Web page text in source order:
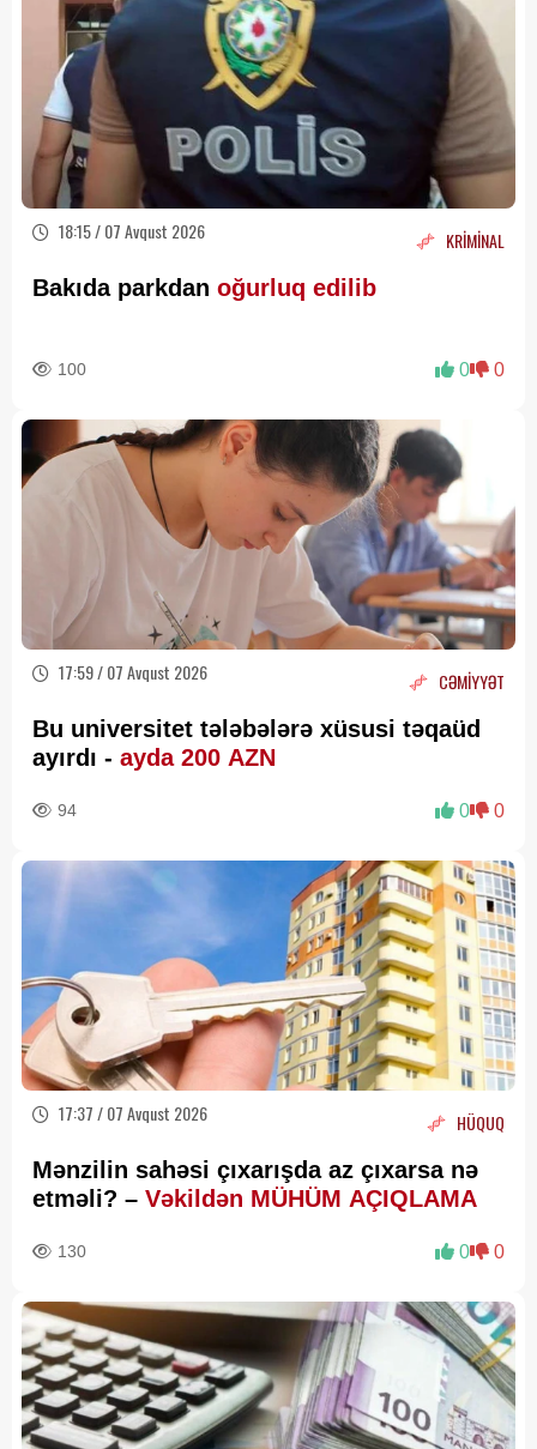
18:15 / 07 Avqust 2026 KRİMİNAL
Bakıda parkdan oğurluq edilib
100 0 0
17:59 / 07 Avqust 2026 CƏMİYYƏT
Bu universitet tələbələrə xüsusi təqaüd
ayırdı - ayda 200 AZN
94 0 0
17:37 / 07 Avqust 2026 HÜQUQ
Mənzilin sahəsi çıxarışda az çıxarsa nə
etməli? – Vəkildən MÜHÜM AÇIQLAMA
130 0 0